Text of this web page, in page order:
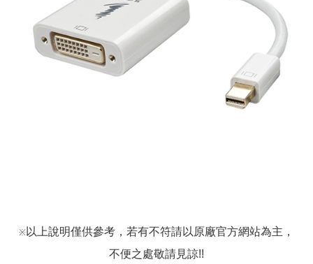
※ 以上說明僅供參考，若有不符請以原廠官方網站為主，
不便之處敬請見諒!!